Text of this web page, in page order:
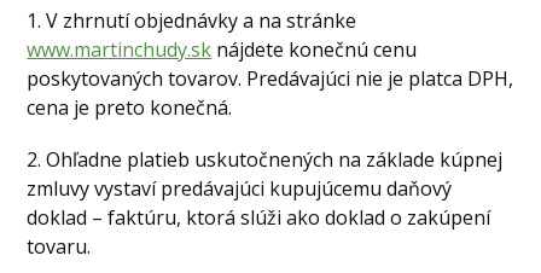
1. V zhrnutí objednávky a na stránke
www.martinchudy.sk nájdete konečnú cenu
poskytovaných tovarov. Predávajúci nie je platca DPH,
cena je preto konečná.
2. Ohľadne platieb uskutočnených na základe kúpnej
zmluvy vystaví predávajúci kupujúcemu daňový
doklad – faktúru, ktorá slúži ako doklad o zakúpení
tovaru.